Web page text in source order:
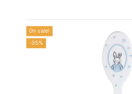
On sale!
-35%